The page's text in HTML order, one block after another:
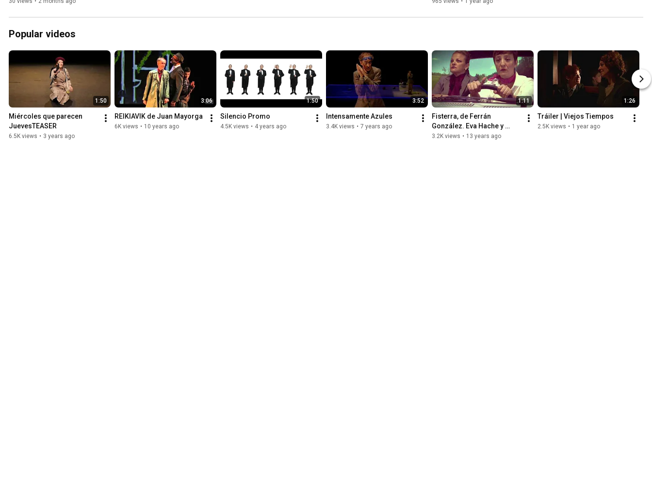
Popular videos
1:50
Miércoles que parecen
JuevesTEASER
6.5K views • 3 years ago
3:06
REIKIAVIK de Juan Mayorga
6K views • 10 years ago
1:50
Silencio Promo
4.5K views • 4 years ago
3:52
Intensamente Azules
3.4K views • 7 years ago
1:11
Fisterra, de Ferrán
González. Eva Hache y
Ángeles Martín dirigidas
3.2K views • 13 years ago
1:26
Tráiler | Viejos Tiempos
2.5K views • 1 year ago